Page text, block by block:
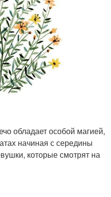
обладает особой магией,
начиная с середины
которые смотрят на